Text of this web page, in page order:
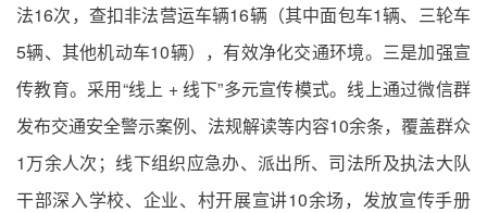
法16次，查扣非法营运车辆16辆（其中面包车1辆、三轮车
5辆、其他机动车10辆），有效净化交通环境。三是加强宣
传教育。采用“线上 + 线下”多元宣传模式。线上通过微信群
发布交通安全警示案例、法规解读等内容10余条，覆盖群众
1万余人次；线下组织应急办、派出所、司法所及执法大队
干部深入学校、企业、村开展宣讲10余场，发放宣传手册